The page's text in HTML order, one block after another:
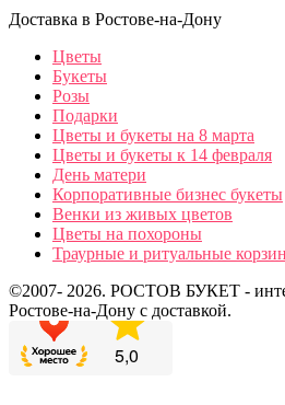
Доставка в Ростове-на-Дону
Цветы
Букеты
Розы
Подарки
Цветы и букеты на 8 марта
Цветы и букеты к 14 февраля
День матери
Корпоративные бизнес букеты
Венки из живых цветов
Цветы на похороны
Траурные и ритуальные
©2007- 2026. РОСТОВ БУКЕТ -
Ростове-на-Дону с доставкой.